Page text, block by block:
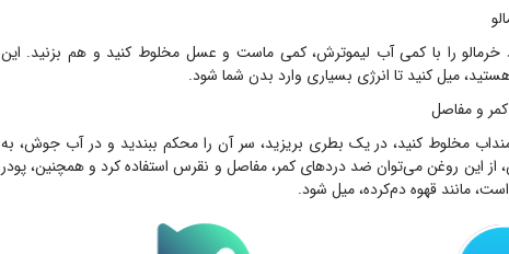
را با کمی آب لیموترش، کمی ماست و عسل مخلوط کنید و هم بزنید. این
میل کنید تا انرژی بسیاری وارد بدن شما شود.
و مفاصل
مخلوط کنید، در یک بطری بریزید، سر آن را محکم ببندید و در آب جوش، به
روغن می‌توان ضد دردهای کمر، مفاصل و نقرس استفاده کرد و همچنین، پودر
مانند قهوه دم‌کرده، میل شود.